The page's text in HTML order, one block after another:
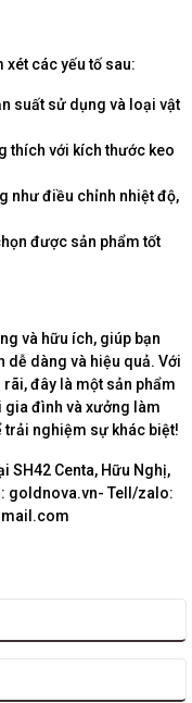
xét các yếu tố sau:
suất sử dụng và loại vật
thích với kích thước keo
như điều chỉnh nhiệt độ,
được sản phẩm tốt
và hữu ích, giúp bạn
dàng và hiệu quả. Với
đây là một sản phẩm
gia đình và xưởng làm
trải nghiệm sự khác biệt!
SH42 Centa, Hữu Nghị,
goldnova.vn- Tell/zalo: